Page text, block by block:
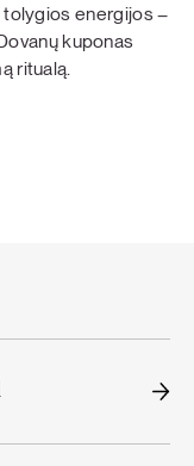
energijos –
kuponas
ritualą.